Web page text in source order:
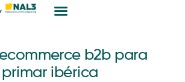
b2b para
primar ibérica